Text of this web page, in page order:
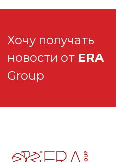
Хочу получать
новости от ERA
Group